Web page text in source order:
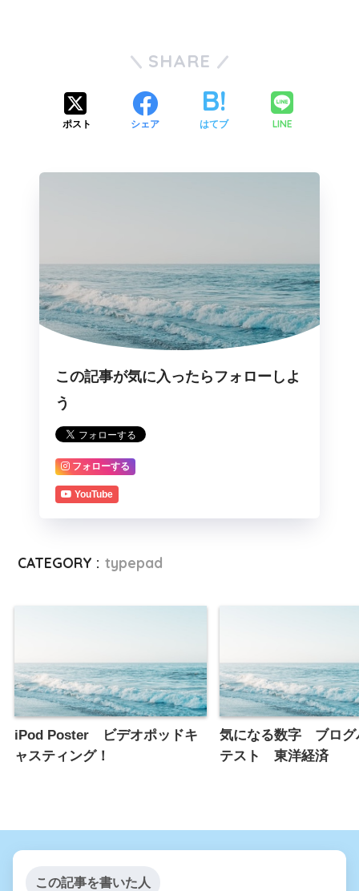
SHARE
ポスト シェア はてブ LINE
この記事が気に入ったらフォローしよ
う
フォローする
YouTube
CATEGORY : typepad
iPod Poster ビデオポッドキ
ャスティング！
気になる数字 ブロ
テスト 東洋経済
この記事を書いた人